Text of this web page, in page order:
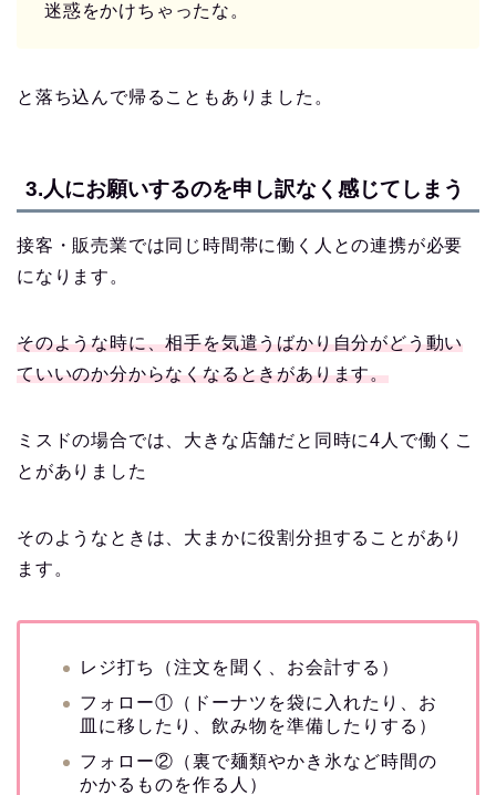
迷惑をかけちゃったな。
と落ち込んで帰ることもありました。
3.人にお願いするのを申し訳なく感じてしまう
接客・販売業では同じ時間帯に働く人との連携が必要
になります。
そのような時に、相手を気遣うばかり自分がどう動い
ていいのか分からなくなるときがあります。
ミスドの場合では、大きな店舗だと同時に4人で働くこ
とがありました
そのようなときは、大まかに役割分担することがあり
ます。
レジ打ち（注文を聞く、お会計する）
フォロー①（ドーナツを袋に入れたり、お
皿に移したり、飲み物を準備したりする）
フォロー②（裏で麺類やかき氷など時間の
かかるものを作る人）